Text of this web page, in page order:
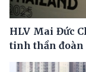
HLV Mai Đức
tinh thần đoàn